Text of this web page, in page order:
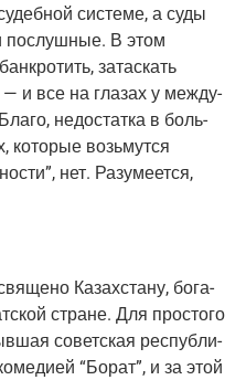
систе­ме, а суды
послуш­ные. В этом
затас­кать
— и все на гла­зах у меж­ду­
недо­стат­ка в боль­
кото­рые возь­мут­ся
нет. Разу­ме­ет­ся,
Казах­ста­ну, бога­
стране. Для про­сто­го
совет­ская рес­пуб­ли­
“Борат”, и за этой